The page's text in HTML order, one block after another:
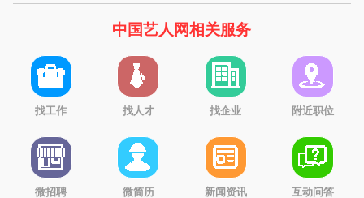
中国艺人网相关服务
找工作 找人才 找企业 附近职位
微招聘 微简历 新闻资讯 互动问答